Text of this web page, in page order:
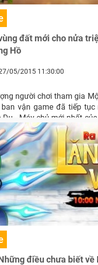
đất mới cho nửa
Hồ
05/2015 11:30:00
người chơi tham gia
vận game đã tiếp tục
Du - Máy chủ mới nhất
vào sáng nay 27/5/2015.
điều chưa biết về